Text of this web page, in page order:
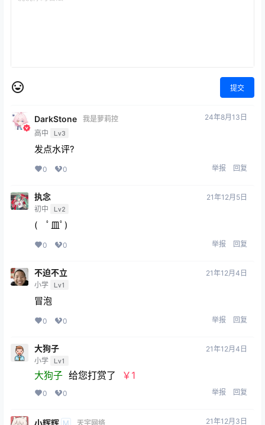
提交
DarkStone
我是萝莉控
高中
Lv3
24年8月13日
发点水评?
0 0 举报 回复
执念
初中 Lv2
21年12月5日
( ﾟ皿ﾟ)
0 0 举报 回复
不迫不立
小学 Lv1
21年12月4日
冒泡
0 0 举报 回复
大狗子
小学 Lv1
21年12月4日
大狗子 给您打赏了 ￥1
0 0 举报 回复
小辉辉 M 天宇网络 21年12月3日